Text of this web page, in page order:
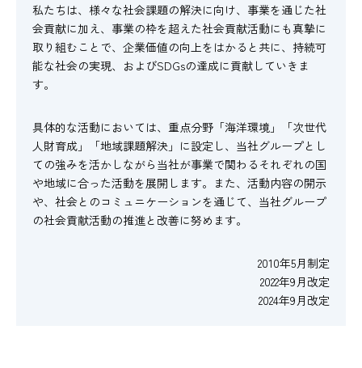
私たちは、様々な社会課題の解決に向け、事業を通じた社
会貢献に加え、事業の枠を超えた社会貢献活動にも真摯に
取り組むことで、企業価値の向上をはかると共に、持続可
能な社会の実現、およびSDGsの達成に貢献していきま
す。
具体的な活動においては、重点分野「海洋環境」「次世代
人財育成」「地域課題解決」に設定し、当社グループとし
ての強みを活かしながら当社が事業で関わるそれぞれの国
や地域に合った活動を展開します。また、活動内容の開示
や、社会とのコミュニケーションを通じて、当社グループ
の社会貢献活動の推進と改善に努めます。
2010年5月制定
2022年9月改定
2024年9月改定